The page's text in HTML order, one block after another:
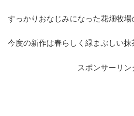
すっかりおなじみになった花畑牧場
今度の新作は春らしく緑まぶしい抹
スポンサーリン